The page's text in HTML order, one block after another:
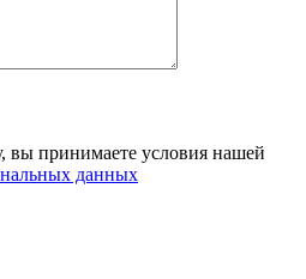
вы принимаете условия нашей
данных